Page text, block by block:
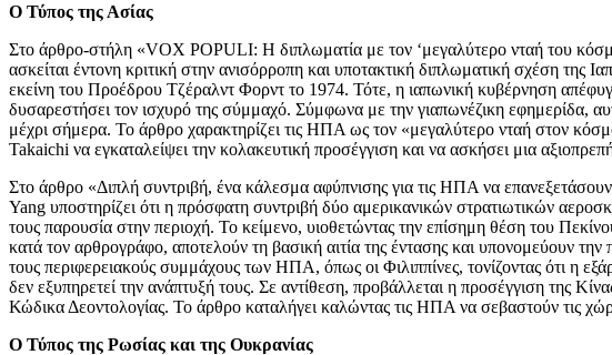
Ο Τύπος της Ασίας
Στο άρθρο-στήλη «VOX POPULI: Η διπλωματία με τον ‘μεγαλύτερο νταή του
ασκείται έντονη κριτική στην ανισόρροπη και υποτακτική διπλωματική σχέση
εκείνη του Προέδρου Τζέραλντ Φορντ το 1974. Τότε, η ιαπωνική κυβέρνηση
δυσαρεστήσει τον ισχυρό της σύμμαχό. Σύμφωνα με την γιαπωνέζικη εφημερίδα,
μέχρι σήμερα. Το άρθρο χαρακτηρίζει τις ΗΠΑ ως τον «μεγαλύτερο νταή στον
Takaichi να εγκαταλείψει την κολακευτική προσέγγιση και να ασκήσει μια
Στο άρθρο «Διπλή συντριβή, ένα κάλεσμα αφύπνισης για τις ΗΠΑ να
Yang υποστηρίζει ότι η πρόσφατη συντριβή δύο αμερικανικών στρατιωτικών
τους παρουσία στην περιοχή. Το κείμενο, υιοθετώντας την επίσημη θέση του
κατά τον αρθρογράφο, αποτελούν τη βασική αιτία της έντασης και υπονομεύουν
τους περιφερειακούς συμμάχους των ΗΠΑ, όπως οι Φιλιππίνες, τονίζοντας ότι η
δεν εξυπηρετεί την ανάπτυξή τους. Σε αντίθεση, προβάλλεται η προσέγγιση της
Κώδικα Δεοντολογίας. Το άρθρο καταλήγει καλώντας τις ΗΠΑ να σεβαστούν τις
Ο Τύπος της Ρωσίας και της Ουκρανίας